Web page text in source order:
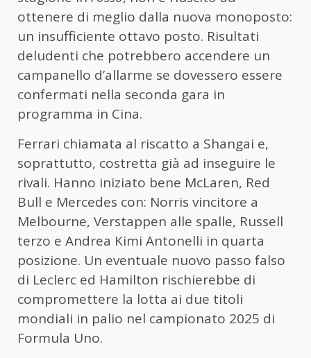
ottenere di meglio dalla nuova monoposto:
un insufficiente ottavo posto. Risultati
deludenti che potrebbero accendere un
campanello d’allarme se dovessero essere
confermati nella seconda gara in
programma in Cina.
Ferrari chiamata al riscatto a Shangai e,
soprattutto, costretta già ad inseguire le
rivali. Hanno iniziato bene McLaren, Red
Bull e Mercedes con: Norris vincitore a
Melbourne, Verstappen alle spalle, Russell
terzo e Andrea Kimi Antonelli in quarta
posizione. Un eventuale nuovo passo falso
di Leclerc ed Hamilton rischierebbe di
compromettere la lotta ai due titoli
mondiali in palio nel campionato 2025 di
Formula Uno.